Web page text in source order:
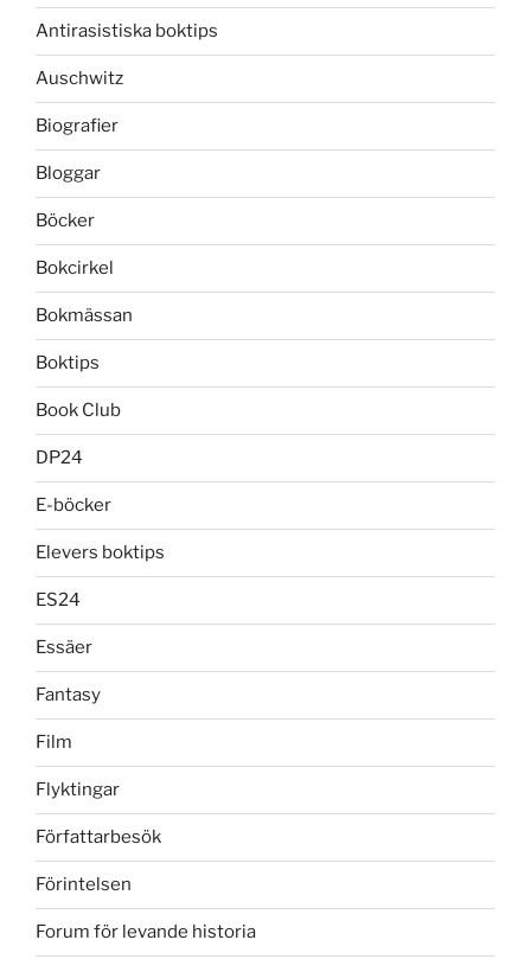
Antirasistiska boktips
Auschwitz
Biografier
Bloggar
Böcker
Bokcirkel
Bokmässan
Boktips
Book Club
DP24
E-böcker
Elevers boktips
ES24
Essäer
Fantasy
Film
Flyktingar
Författarbesök
Förintelsen
Forum för levande historia